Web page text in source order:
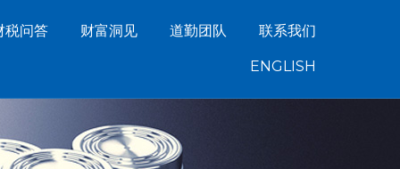
税问答 财富洞见 道勤团队 联系我们
ENGLISH